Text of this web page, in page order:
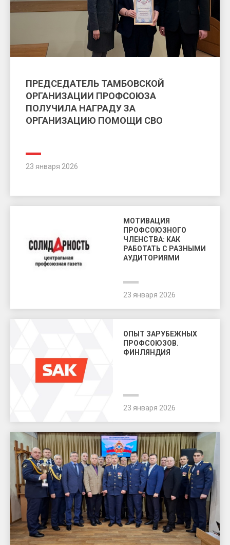
ПРЕДСЕДАТЕЛЬ ТАМБОВСКОЙ
ОРГАНИЗАЦИИ ПРОФСОЮЗА
ПОЛУЧИЛА НАГРАДУ ЗА
ОРГАНИЗАЦИЮ ПОМОЩИ СВО
23 января 2026
МОТИВАЦИЯ
ПРОФСОЮЗНОГО
ЧЛЕНСТВА: КАК
РАБОТАТЬ С РАЗНЫМИ
АУДИТОРИЯМИ
23 января 2026
ОПЫТ ЗАРУБЕЖНЫХ
ПРОФСОЮЗОВ.
ФИНЛЯНДИЯ
23 января 2026